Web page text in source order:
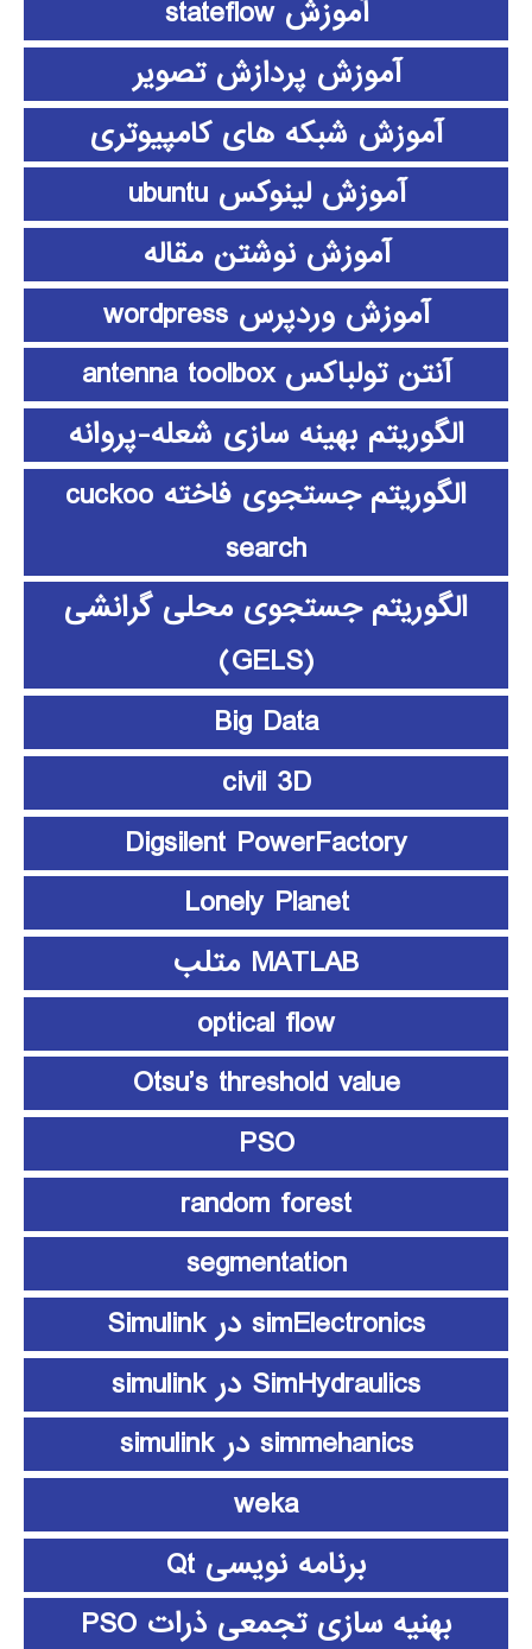
آموزش stateflow
آموزش پردازش تصویر
آموزش شبکه های کامپیوتری
آموزش لینوکس ubuntu
آموزش نوشتن مقاله
آموزش وردپرس wordpress
آنتن تولباکس antenna toolbox
الگوریتم بهینه سازی شعله-پروانه
الگوریتم جستجوی فاخته cuckoo
search
الگوریتم جستجوی محلی گرانشی
(GELS)
Big Data
civil 3D
Digsilent PowerFactory
Lonely Planet
MATLAB متلب
optical flow
Otsu’s threshold value
PSO
random forest
segmentation
simElectronics در Simulink
SimHydraulics در simulink
simmehanics در simulink
weka
برنامه نویسی Qt
بهنیه سازی تجمعی ذرات PSO